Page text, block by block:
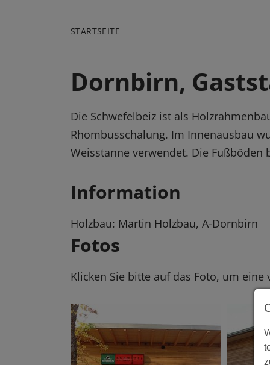
STARTSEITE
Dornbirn,
Die Schwefelbeiz ist als
Rhombusschalung. Im Innenausbau
Weisstanne verwendet. Die Fußböden
Information
Holzbau: Martin Holzbau, A-Dornbirn
Fotos
Klicken Sie bitte auf das Foto, um